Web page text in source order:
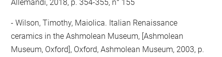
Allemandi, 2018, p. 354-355, n° 155
Wilson, Timothy, Maiolica. Italian Renaissance
ceramics in the Ashmolean Museum, [Ashmolean
Museum, Oxford], Oxford, Ashmolean Museum, 2003, p.